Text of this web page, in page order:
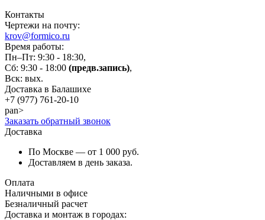
Контакты
Чертежи на почту:
krov@formico.ru
Время работы:
Пн–Пт: 9:30 - 18:30,
Сб: 9:30 - 18:00 (предв.запись),
Вск: вых.
Доставка в Балашихе
+7 (977) 761-20-10
pan>
Заказать обратный звонок
Доставка
По Москве — от 1 000 руб.
Доставляем в день заказа.
Оплата
Наличными в офисе
Безналичный расчет
Доставка и монтаж в городах: